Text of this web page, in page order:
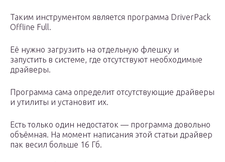
Таким инструментом является программа DriverPack
Offline Full.
Её нужно загрузить на отдельную флешку и
запустить в системе, где отсутствуют необходимые
драйверы.
Программа сама определит отсутствующие драйверы
и утилиты и установит их.
Есть только один недостаток — программа довольно
объёмная. На момент написания этой статьи драйвер
пак весил больше 16 Гб.